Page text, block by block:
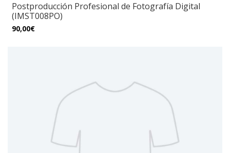
Postproducción Profesional de Fotografía Digital
(IMST008PO)
90,00€